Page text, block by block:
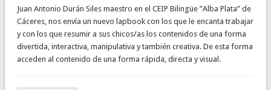
Juan Antonio Durán Siles maestro en el CEIP Bilingüe ”Alba Plata” de
Cáceres, nos envía un nuevo lapbook con los que le encanta trabajar
y con los que resumir a sus chicos/as los contenidos de una forma
divertida, interactiva, manipulativa y también creativa. De esta forma
acceden al contenido de una forma rápida, directa y visual.